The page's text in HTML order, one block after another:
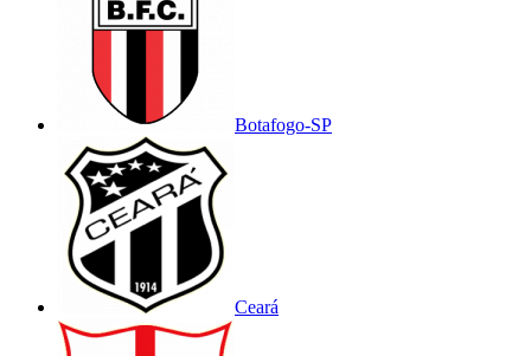
Botafogo-SP
Ceará